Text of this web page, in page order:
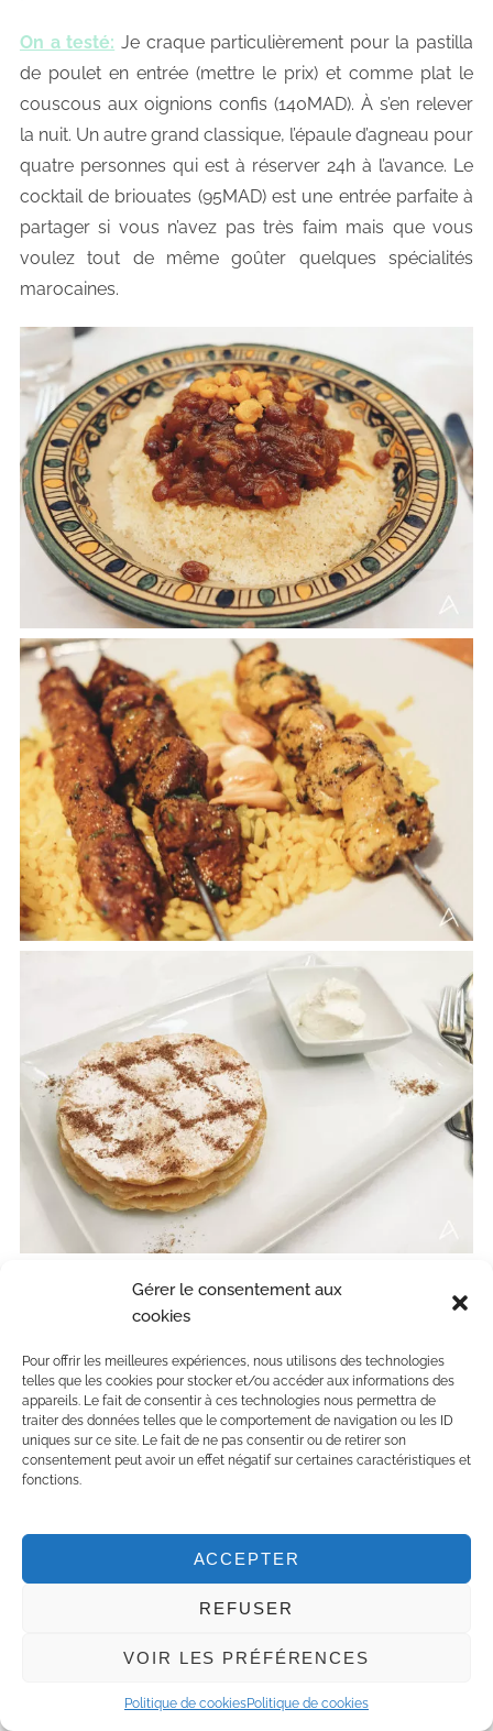
Gérer le consentement aux
cookies
Pour offrir les meilleures expériences, nous utilisons des technologies
telles que les cookies pour stocker et/ou accéder aux informations des
appareils. Le fait de consentir à ces technologies nous permettra de
traiter des données telles que le comportement de navigation ou les ID
uniques sur ce site. Le fait de ne pas consentir ou de retirer son
consentement peut avoir un effet négatif sur certaines caractéristiques et
fonctions.
ACCEPTER
REFUSER
VOIR LES PRÉFÉRENCES
Politique de cookiesPolitique de cookies
On a testé: Je craque particulièrement pour la pastilla
de poulet en entrée (mettre le prix) et comme plat le
couscous aux oignions confis (140MAD). À s’en relever
la nuit. Un autre grand classique, l’épaule d’agneau pour
quatre personnes qui est à réserver 24h à l’avance. Le
cocktail de briouates (95MAD) est une entrée parfaite à
partager si vous n’avez pas très faim mais que vous
voulez tout de même goûter quelques spécialités
marocaines.
Il existe deux adresses pour tester cette institution:
Al Fassia Gueliz,55 Boulevard Zerktouni,Marrakech
Maroc – +212 524 43 40 60
Al Fassia Aguedal,9bis route de l’Ourika,Marrakech,
Maroc –+212 524 38 38 39
PEPE NERO
Pepe Nerose trouve dans un riad non loin de la
propose deux cartes: l’unemarocaine, l’autre